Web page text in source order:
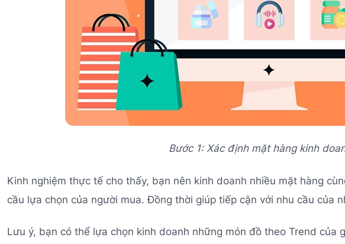
Bước 1: Xác định mặt hàng kinh
Kinh nghiệm thực tế cho thấy, bạn nên kinh doanh nhiều mặt hàng
cầu lựa chọn của người mua. Đồng thời giúp tiếp cận với nhu cầu của
Lưu ý, bạn có thể lựa chọn kinh doanh những món đồ theo Trend của